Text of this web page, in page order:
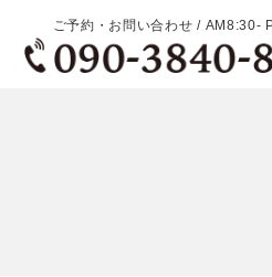
ご予約・お問い合わせ / AM8:30-